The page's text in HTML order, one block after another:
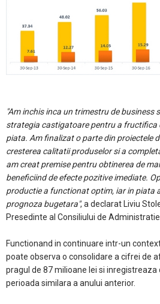
"Am inchis inca un trimestru de business
strategia castigatoare pentru a fructifica
piata. Am finalizat o parte din proiectele
cresterea calitatii produselor si a
am creat premise pentru obtinerea de
beneficiind de efecte pozitive imediate.
productie a functionat optim, iar in piata
prognoza bugetara", a declarat Liviu
Presedinte al Consiliului de
Functionand in continuare intr-un
poate observa o consolidare a cifrei de
pragul de 87 milioane lei si
perioada similara a anului anterior.